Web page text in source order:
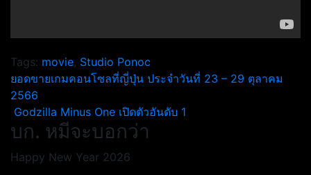
Tags: movie, Studio Ponoc
แนะแนว
เรื่อง
ยอดขายเกมคอนโซลที่ญี่ปุ่น ประจำวันที่ 23 – 29 ตุลาคม
2566
Godzilla Minus One เปิดตัวอันดับ 1
บก. หมีจะบอกว่า
Happy New Year 2026